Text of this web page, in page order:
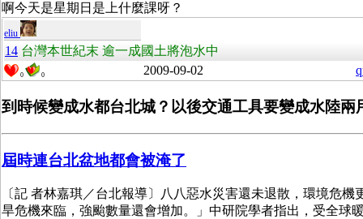
啊今天是星期日是上什麼課呀？
eliu
14 台灣本世紀末 逾一成國土將泡水中
0 0 2009-09-02
到時候變成水都台北城？以後交通工具要變成水陸兩
屆時連台北盆地都會被淹了
〔記 者林嘉琪／台北報導〕八八惡水災害還未退散，環境危機
旱危機來臨，強颱數量還會增加。」中研院學者指出，受全球